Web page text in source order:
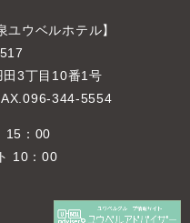
ウベルホテル】
田3丁目10番1号
344-5554
15：00
10：00